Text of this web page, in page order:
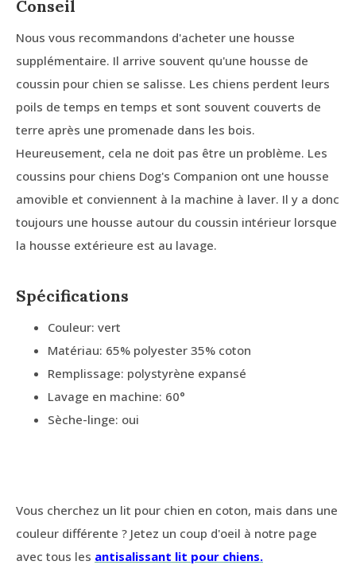
Conseil
Nous vous recommandons d'acheter une housse
supplémentaire. Il arrive souvent qu'une housse de
coussin pour chien se salisse. Les chiens perdent leurs
poils de temps en temps et sont souvent couverts de
terre après une promenade dans les bois.
Heureusement, cela ne doit pas être un problème. Les
coussins pour chiens Dog's Companion ont une housse
amovible et conviennent à la machine à laver. Il y a donc
toujours une housse autour du coussin intérieur lorsque
la housse extérieure est au lavage.
Spécifications
Couleur: vert
Matériau: 65% polyester 35% coton
Remplissage: polystyrène expansé
Lavage en machine: 60°
Sèche-linge: oui
Vous cherchez un lit pour chien en coton, mais dans une
couleur différente ? Jetez un coup d'oeil à notre page
avec tous les antisalissant lit pour chiens.